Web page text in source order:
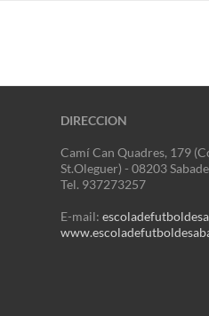
DIRECCION
Camí Can Quadres, 179
St.Oleguer) - 08203
Tel. 937273257
E-mail: